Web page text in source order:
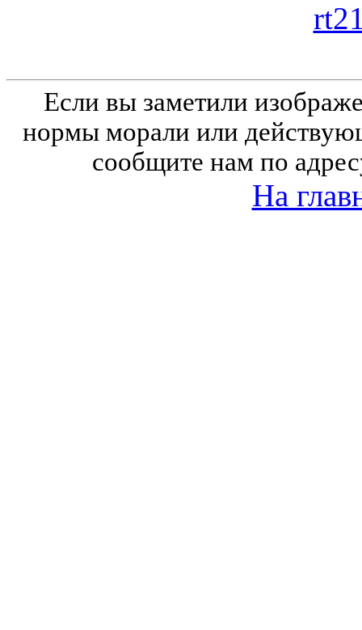
Если вы заметили
нормы морали или
сообщите нам по
На